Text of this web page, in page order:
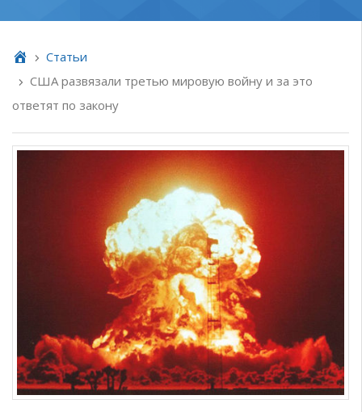
Cтатьи
США развязали третью мировую войну и за это
ответят по закону